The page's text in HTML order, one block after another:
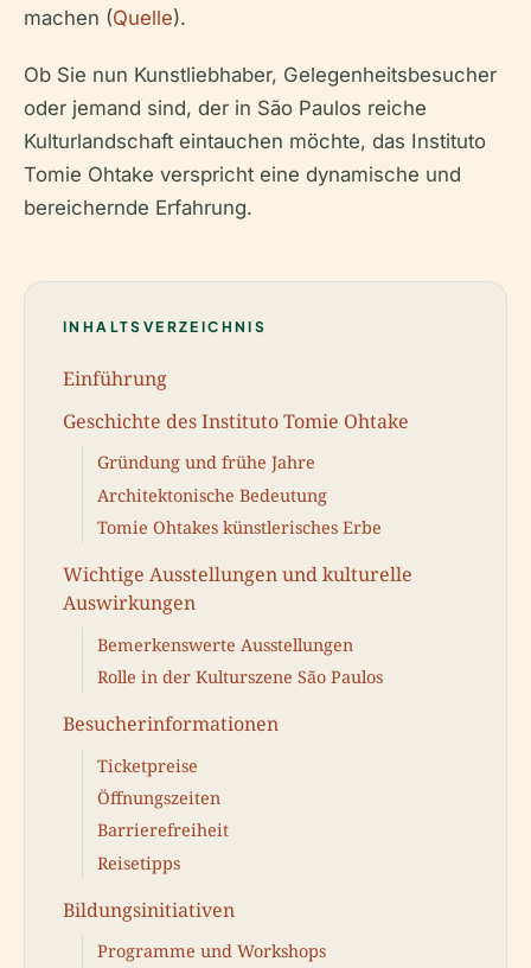
machen (Quelle).
Ob Sie nun Kunstliebhaber, Gelegenheitsbesucher
oder jemand sind, der in São Paulos reiche
Kulturlandschaft eintauchen möchte, das Instituto
Tomie Ohtake verspricht eine dynamische und
bereichernde Erfahrung.
INHALTSVERZEICHNIS
Einführung
Geschichte des Instituto Tomie Ohtake
Gründung und frühe Jahre
Architektonische Bedeutung
Tomie Ohtakes künstlerisches Erbe
Wichtige Ausstellungen und kulturelle
Auswirkungen
Bemerkenswerte Ausstellungen
Rolle in der Kulturszene São Paulos
Besucherinformationen
Ticketpreise
Öffnungszeiten
Barrierefreiheit
Reisetipps
Bildungsinitiativen
Programme und Workshops